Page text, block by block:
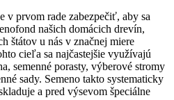
v prvom rade zabezpečiť, aby sa
našich domácich drevín,
štátov u nás v značnej miere
cieľa sa najčastejšie využívajú
semenné porasty, výberové stromy
sady. Semeno takto systematicky
a pred výsevom špeciálne